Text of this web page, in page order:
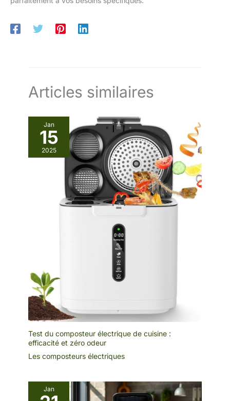
Articles similaires
Jan
15
2025
Test du composteur électrique de cuisine :
efficacité et zéro odeur
Les composteurs électriques
Jan